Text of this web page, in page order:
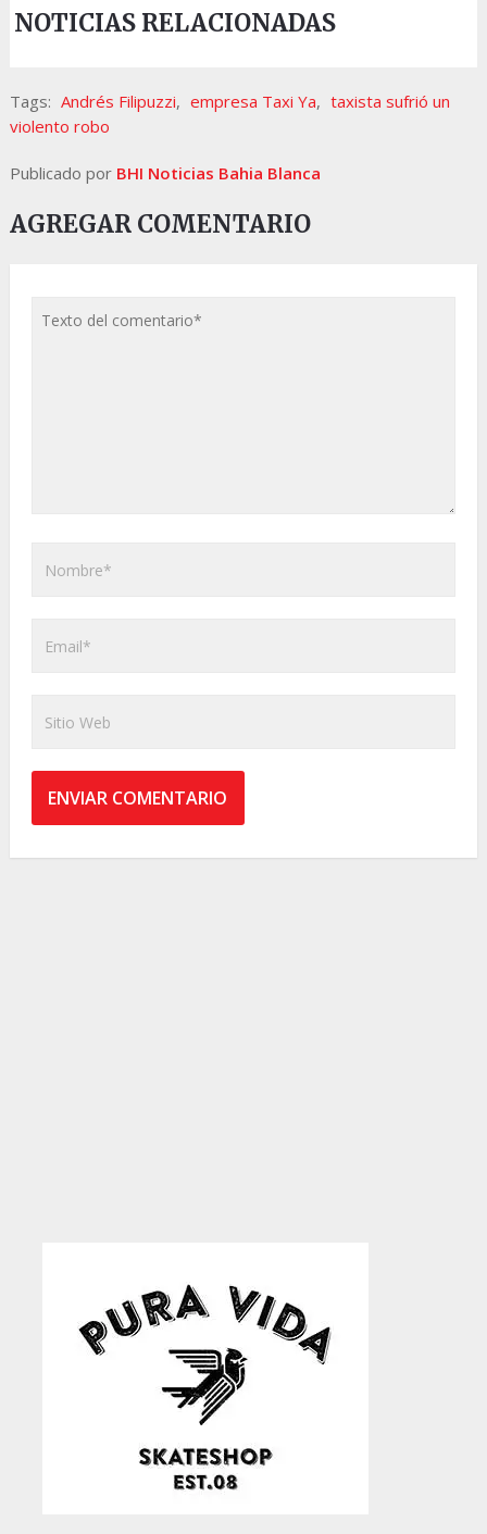
NOTICIAS RELACIONADAS
Tags: Andrés Filipuzzi, empresa Taxi Ya, taxista sufrió un
violento robo
Publicado por BHI Noticias Bahia Blanca
AGREGAR COMENTARIO